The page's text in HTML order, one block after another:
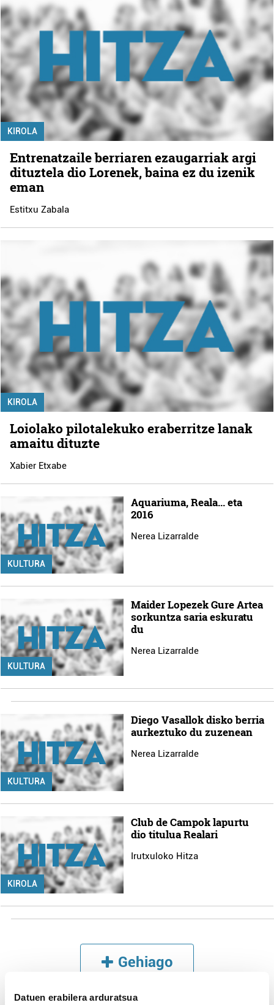
Datuen erabilera arduratsua
KIROLA
Entrenatzaile berriaren ezaugarriak argi
dituztela dio Lorenek, baina ez du izenik
eman
Estitxu Zabala
KIROLA
Loiolako pilotalekuko eraberritze lanak
amaitu dituzte
Xabier Etxabe
KULTURA
Aquariuma, Reala... eta
2016
Nerea Lizarralde
KULTURA
Maider Lopezek Gure Artea
sorkuntza saria eskuratu
du
Nerea Lizarralde
KULTURA
Diego Vasallok disko berria
aurkeztuko du zuzenean
Nerea Lizarralde
KIROLA
Club de Campok lapurtu
dio titulua Realari
Irutxuloko Hitza
Gehiago